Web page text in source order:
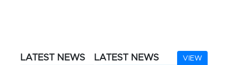
LATEST NEWS LATEST NEWS
VIEW